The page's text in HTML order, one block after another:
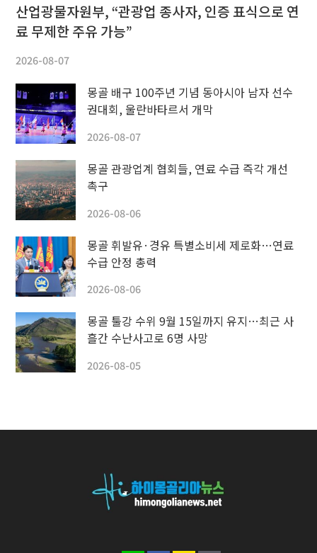
산업광물자원부, “관광업 종사자, 인증 표식으로 연
료 무제한 주유 가능”
2026-08-07
몽골 배구 100주년 기념 동아시아 남자 선수
권대회, 울란바타르서 개막
2026-08-07
몽골 관광업계 협회들, 연료 수급 즉각 개선
촉구
2026-08-06
몽골 휘발유·경유 특별소비세 제로화…연료
수급 안정 총력
2026-08-06
몽골 툴강 수위 9월 15일까지 유지…최근 사
흘간 수난사고로 6명 사망
2026-08-05